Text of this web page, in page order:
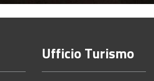
Ufficio Turismo